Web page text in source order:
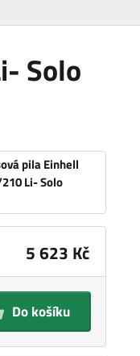
Solo
pila Einhell
Li- Solo
5 623 Kč
Do košíku